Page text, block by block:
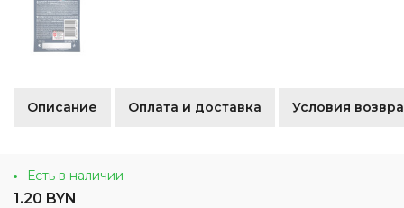
Описание Оплата и доставка Условия
Есть в наличии
1.20 BYN